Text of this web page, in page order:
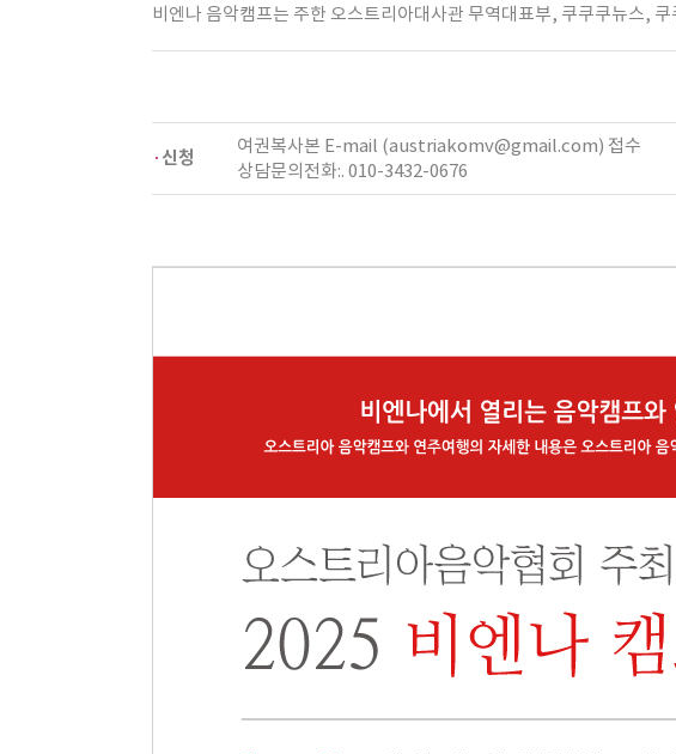
비엔나 음악캠프는 주한 오스트리아대사관 무역대표부, 쿠쿠쿠뉴스,
신청
여권복사본 E-mail (austriakomv@gmail.com) 접수
상담문의전화:. 010-3432-0676